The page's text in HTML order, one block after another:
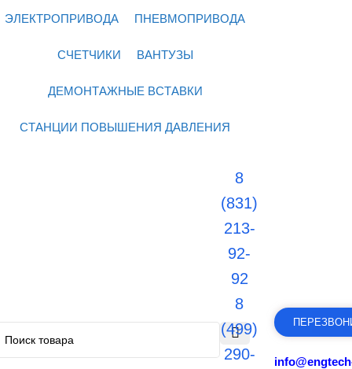
ЭЛЕКТРОПРИВОДА ПНЕВМОПРИВОДА
СЧЕТЧИКИ ВАНТУЗЫ
ДЕМОНТАЖНЫЕ ВСТАВКИ
СТАНЦИИ ПОВЫШЕНИЯ ДАВЛЕНИЯ
8
(831)
213-
92-
92
8
(499)
290-